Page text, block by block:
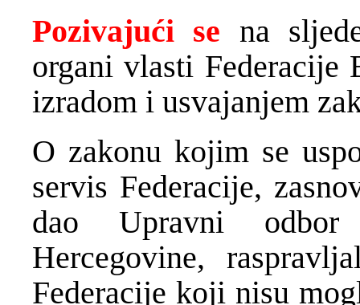
Pozivajući se na
organi vlasti Federacije
izradom i usvajanjem
O zakonu kojim se
servis Federacije,
dao Upravni
Hercegovine,
Federacije koji nisu